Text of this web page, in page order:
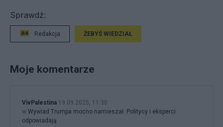
Sprawdź:
Redakcja ŻEBYŚ WIEDZIAŁ
Moje komentarze
VivPalestina 19.09.2025, 11:30
w Wywiad Trumpa mocno namieszał. Politycy i eksperci
odpowiadają